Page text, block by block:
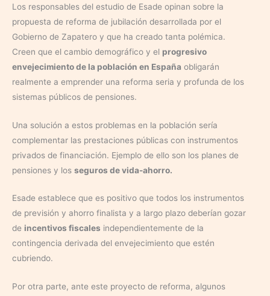
Los responsables del estudio de Esade opinan sobre la
propuesta de reforma de jubilación desarrollada por el
Gobierno de Zapatero y que ha creado tanta polémica.
Creen que el cambio demográfico y el progresivo
envejecimiento de la población en España obligarán
realmente a emprender una reforma seria y profunda de los
sistemas públicos de pensiones.
Una solución a estos problemas en la población sería
complementar las prestaciones públicas con instrumentos
privados de financiación. Ejemplo de ello son los planes de
pensiones y los seguros de vida-ahorro.
Esade establece que es positivo que todos los instrumentos
de previsión y ahorro finalista y a largo plazo deberían gozar
de incentivos fiscales independientemente de la
contingencia derivada del envejecimiento que estén
cubriendo.
Por otra parte, ante este proyecto de reforma, algunos